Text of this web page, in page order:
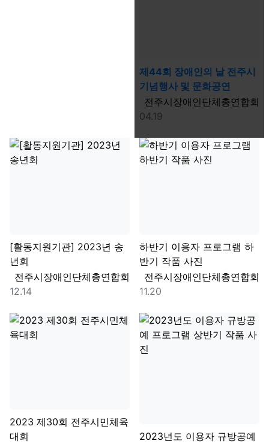
제44회 장애인의 날 전주시
기념행사 및 문화공연
등록자
전주시장애인단체총연합회
등록일
04.19
[활동지원기관] 2023년 송
년회
등록자
전주시장애인단체총연합회
등록일
12.14
하반기 이용자 프로그램 하
반기 작품 사진
등록자
전주시장애인단체총연합회
등록일
11.20
2023 제30회 전주시민체육
대회
2023년도 이용자 규방공예